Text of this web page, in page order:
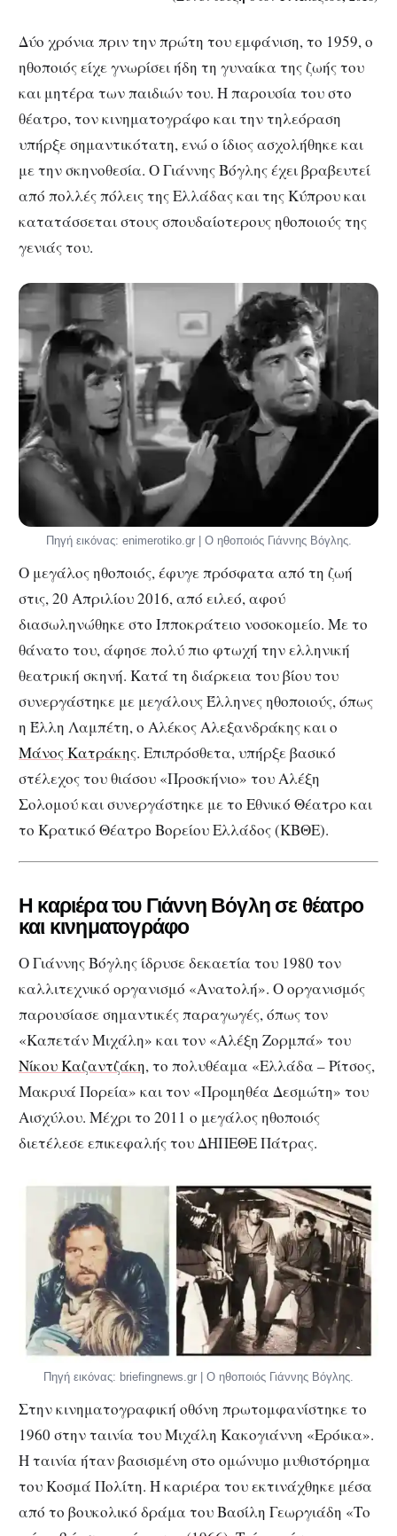
Δύο χρόνια πριν την πρώτη του εμφάνιση, το 1959, ο
ηθοποιός είχε γνωρίσει ήδη τη γυναίκα της ζωής του
και μητέρα των παιδιών του. Η παρουσία του στο
θέατρο, τον κινηματογράφο και την τηλεόραση
υπήρξε σημαντικότατη, ενώ ο ίδιος ασχολήθηκε και
με την σκηνοθεσία. Ο Γιάννης Βόγλης έχει βραβευτεί
από πολλές πόλεις της Ελλάδας και της Κύπρου και
κατατάσσεται στους σπουδαίοτερους ηθοποιούς της
γενιάς του.
Πηγή εικόνας: enimerotiko.gr | Ο ηθοποιός Γιάννης Βόγλης.
Ο μεγάλος ηθοποιός, έφυγε πρόσφατα από τη ζωή
στις, 20 Απριλίου 2016, από ειλεό, αφού
διασωληνώθηκε στο Ιπποκράτειο νοσοκομείο. Με το
θάνατο του, άφησε πολύ πιο φτωχή την ελληνική
θεατρική σκηνή. Κατά τη διάρκεια του βίου του
συνεργάστηκε με μεγάλους Έλληνες ηθοποιούς, όπως
η Έλλη Λαμπέτη, ο Αλέκος Αλεξανδράκης και ο
Μάνος Κατράκης. Επιπρόσθετα, υπήρξε βασικό
στέλεχος του θιάσου «Προσκήνιο» του Αλέξη
Σολομού και συνεργάστηκε με το Εθνικό Θέατρο και
το Κρατικό Θέατρο Βορείου Ελλάδος (ΚΒΘΕ).
Η καριέρα του Γιάννη Βόγλη σε θέατρο
και κινηματογράφο
Ο Γιάννης Βόγλης ίδρυσε δεκαετία του 1980 τον
καλλιτεχνικό οργανισμό «Ανατολή». Ο οργανισμός
παρουσίασε σημαντικές παραγωγές, όπως τον
«Καπετάν Μιχάλη» και τον «Αλέξη Ζορμπά» του
Νίκου Καζαντζάκη, το πολυθέαμα «Ελλάδα – Ρίτσος,
Μακρυά Πορεία» και τον «Προμηθέα Δεσμώτη» του
Αισχύλου. Μέχρι το 2011 ο μεγάλος ηθοποιός
διετέλεσε επικεφαλής του ΔΗΠΕΘΕ Πάτρας.
Πηγή εικόνας: briefingnews.gr | Ο ηθοποιός Γιάννης Βόγλης.
Στην κινηματογραφική οθόνη πρωτομφανίστηκε το
1960 στην ταινία του Μιχάλη Κακογιάννη «Ερόικα».
Η ταινία ήταν βασισμένη στο ομώνυμο μυθιστόρημα
του Κοσμά Πολίτη. Η καριέρα του εκτινάχθηκε μέσα
από το βουκολικό δράμα του Βασίλη Γεωργιάδη «Το